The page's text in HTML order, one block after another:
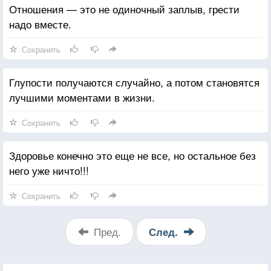
Отношения — это не одиночный заплыв, грести
надо вместе.
Сохранить
Глупости получаются случайно, а потом становятся
лучшими моментами в жизни.
Сохранить
Здоровье конечно это еще не все, но остальное без
него уже ничто!!!
Сохранить
Пред. След.